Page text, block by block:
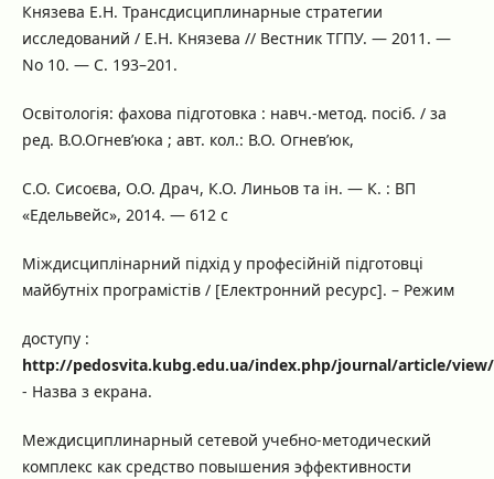
Князева Е.Н. Трансдисциплинарные стратегии
исследований / Е.Н. Князева // Вестник ТГПУ. — 2011. —
No 10. — С. 193–201.
Освітологія: фахова підготовка : навч.-метод. посіб. / за
ред. В.О.Огнев’юка ; авт. кол.: В.О. Огнев’юк,
С.О. Сисоєва, О.О. Драч, К.О. Линьов та ін. — К. : ВП
«Едельвейс», 2014. — 612 с
Міждисциплінарний підхід у професійній підготовці
майбутніх програмістів / [Електронний ресурс]. – Режим
доступу :
http://pedosvita.kubg.edu.ua/index.php/journal/article/view/
- Назва з екрана.
Междисциплинарный сетевой учебно-методический
комплекс как средство повышения эффективности